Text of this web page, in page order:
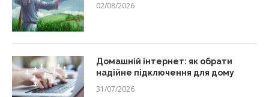
02/08/2026
Домашній інтернет: як обрати
надійне підключення для дому
31/07/2026